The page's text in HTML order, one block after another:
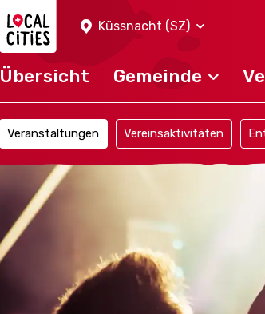
Küssnacht (SZ)
Übersicht Gemeinde
Veranstaltungen Vereinsaktivitäten